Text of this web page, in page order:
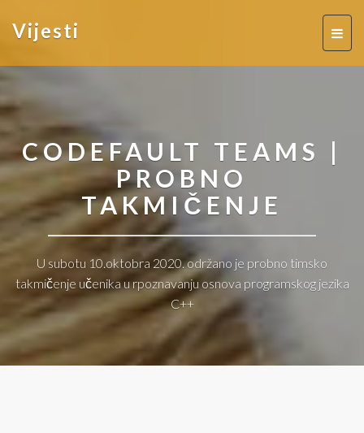
Toggle
Vijesti
CODEFAULT TEAMS |
PROBNO
TAKMIČENJE
U subotu 10.oktobra 2020. održano je probno timsko
takmičenje učenika u rpoznavanju osnova programskog jezika
C++